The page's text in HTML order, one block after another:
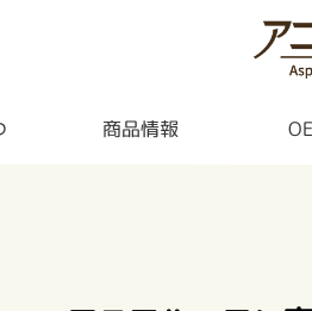
商品情報